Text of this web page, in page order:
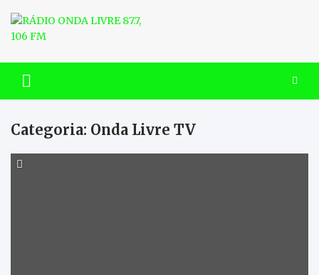
content
RÁDIO ONDA LIVRE 87.7, 106
FM
Categoria: Onda Livre TV